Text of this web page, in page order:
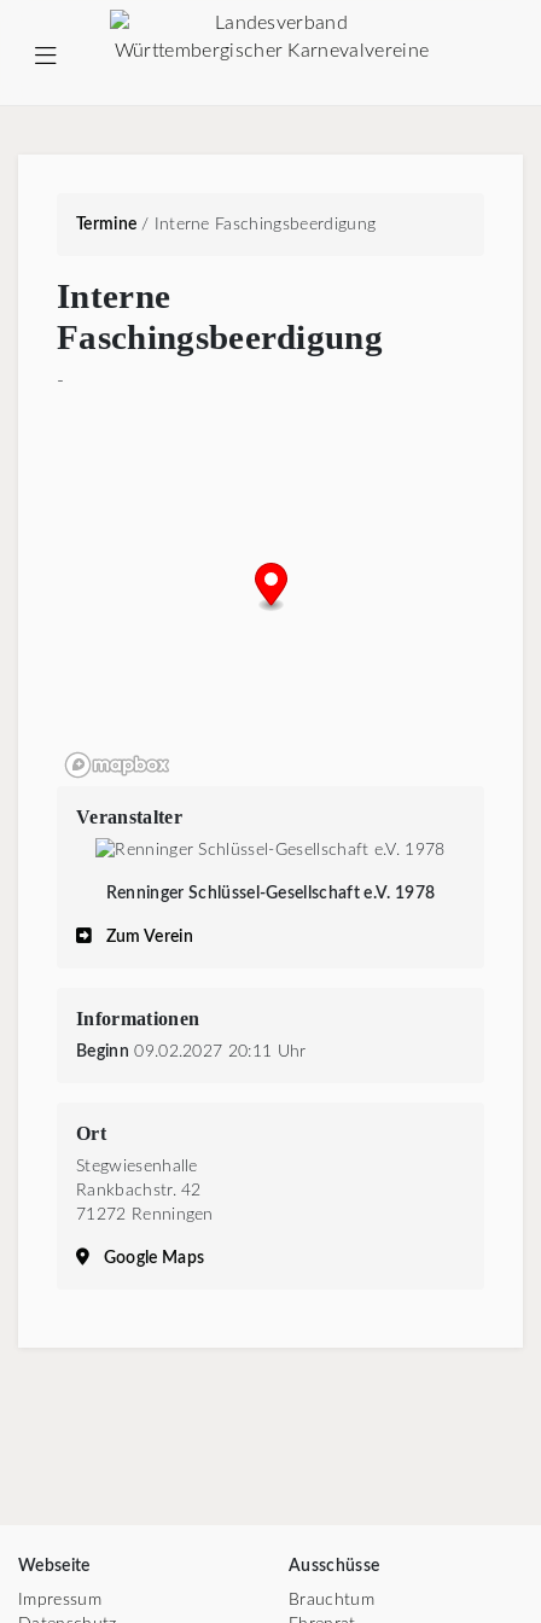
Termine / Interne Faschingsbeerdigung
Interne
Faschingsbeerdigung
-
Veranstalter
Renninger Schlüssel-Gesellschaft e.V. 1978
Zum Verein
Informationen
Beginn 09.02.2027 20:11 Uhr
Ort
Stegwiesenhalle
Rankbachstr. 42
71272 Renningen
Google Maps
Webseite
Impressum
Ausschüsse
Brauchtum